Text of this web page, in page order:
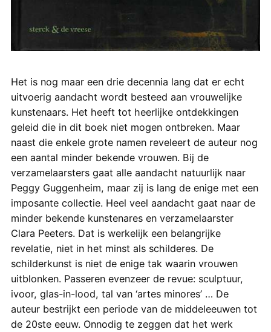
Het is nog maar een drie decennia lang dat er echt
uitvoerig aandacht wordt besteed aan vrouwelijke
kunstenaars. Het heeft tot heerlijke ontdekkingen
geleid die in dit boek niet mogen ontbreken. Maar
naast die enkele grote namen reveleert de auteur nog
een aantal minder bekende vrouwen. Bij de
verzamelaarsters gaat alle aandacht natuurlijk naar
Peggy Guggenheim, maar zij is lang de enige met een
imposante collectie. Heel veel aandacht gaat naar de
minder bekende kunstenares en verzamelaarster
Clara Peeters. Dat is werkelijk een belangrijke
revelatie, niet in het minst als schilderes. De
schilderkunst is niet de enige tak waarin vrouwen
uitblonken. Passeren evenzeer de revue: sculptuur,
ivoor, glas-in-lood, tal van ‘artes minores’ … De
auteur bestrijkt een periode van de middeleeuwen tot
de 20ste eeuw. Onnodig te zeggen dat het werk